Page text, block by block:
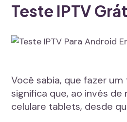
Teste IPTV
Você sabia, que fazer
significa que, ao invés
celulare tablets, desde